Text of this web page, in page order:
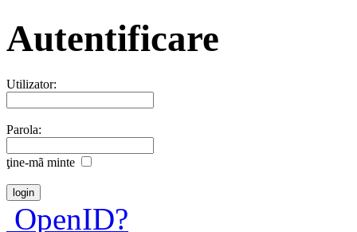
Autentificare
Utilizator:
Parola:
ţine-mã minte
OpenID?